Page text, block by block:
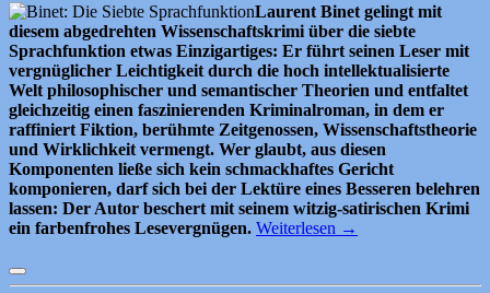
Laurent Binet gelingt mit
diesem abgedrehten Wissenschaftskrimi über die siebte
Sprachfunktion etwas Einzigartiges: Er führt seinen Leser mit
vergnüglicher Leichtigkeit durch die hoch intellektualisierte
Welt philosophischer und semantischer Theorien und entfaltet
gleichzeitig einen faszinierenden Kriminalroman, in dem er
raffiniert Fiktion, berühmte Zeitgenossen, Wissenschaftstheorie
und Wirklichkeit vermengt. Wer glaubt, aus diesen
Komponenten ließe sich kein schmackhaftes Gericht
komponieren, darf sich bei der Lektüre eines Besseren belehren
lassen: Der Autor beschert mit seinem witzig-satirischen Krimi
ein farbenfrohes Lesevergnügen. Weiterlesen →